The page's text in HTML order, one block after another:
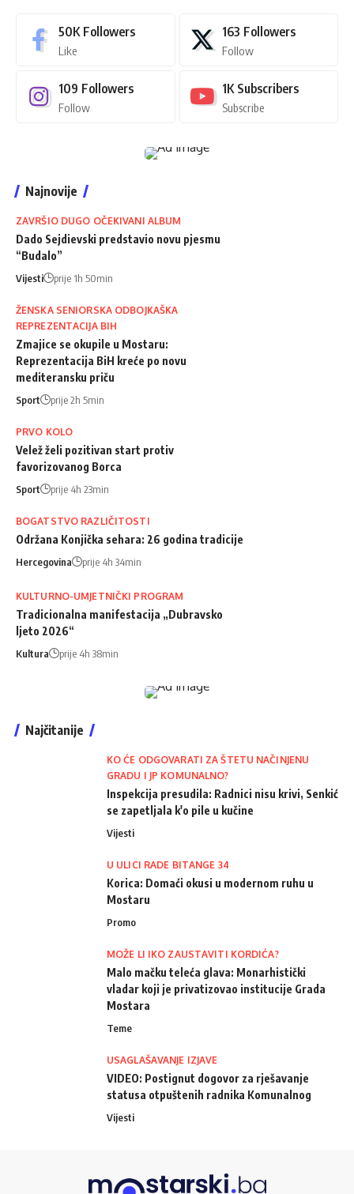
50K Followers
Like
163 Followers
Follow
109 Followers
Follow
1K Subscribers
Subscribe
Najnovije
ZAVRŠIO DUGO OČEKIVANI ALBUM
Dado Sejdievski predstavio novu pjesmu
“Budalo”
Vijesti prije 1h 50min
ŽENSKA SENIORSKA ODBOJKAŠKA
REPREZENTACIJA BIH
Zmajice se okupile u Mostaru:
Reprezentacija BiH kreće po novu
mediteransku priču
Sport prije 2h 5min
PRVO KOLO
Velež želi pozitivan start protiv
favorizovanog Borca
Sport prije 4h 23min
BOGATSTVO RAZLIČITOSTI
Održana Konjička sehara: 26 godina tradicije
Hercegovina prije 4h 34min
KULTURNO-UMJETNIČKI PROGRAM
Tradicionalna manifestacija „Dubravsko
ljeto 2026“
Kultura prije 4h 38min
Najčitanije
KO ĆE ODGOVARATI ZA ŠTETU NAČINJENU
GRADU I JP KOMUNALNO?
Inspekcija presudila: Radnici nisu krivi, Senkić
se zapetljala k'o pile u kučine
Vijesti
U ULICI RADE BITANGE 34
Korica: Domaći okusi u modernom ruhu u
Mostaru
Promo
MOŽE LI IKO ZAUSTAVITI KORDIĆA?
Malo mačku teleća glava: Monarhistički
vladar koji je privatizovao institucije Grada
Mostara
Teme
USAGLAŠAVANJE IZJAVE
VIDEO: Postignut dogovor za rješavanje
statusa otpuštenih radnika Komunalnog
Vijesti